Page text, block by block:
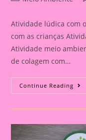
Atividade lúdica com
com as crianças
Atividade meio
de colagem com…
Continue Reading